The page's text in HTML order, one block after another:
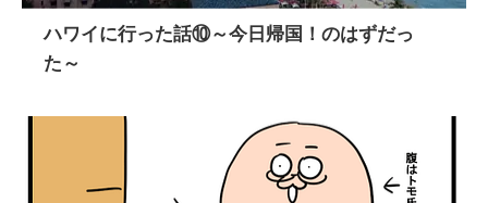
ハワイに行った話⑩～今日帰国！のはずだっ
た～